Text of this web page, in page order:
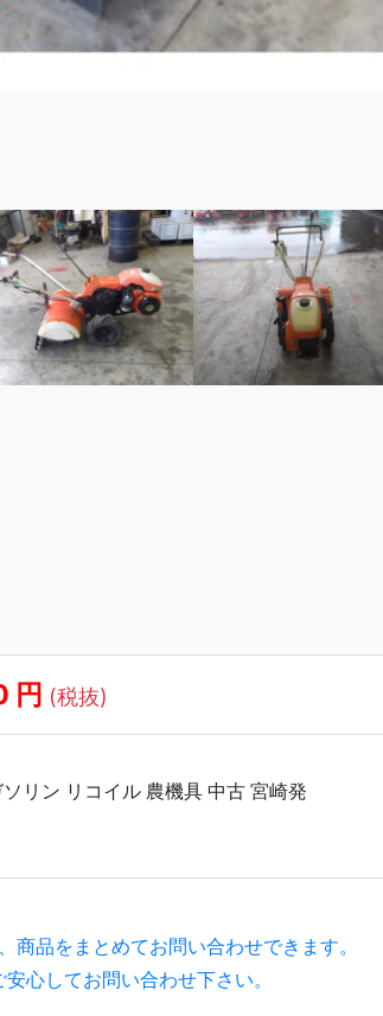
商品をまとめてお問い合わせできます。
わせ内容に追加されていることをご確認下さい。